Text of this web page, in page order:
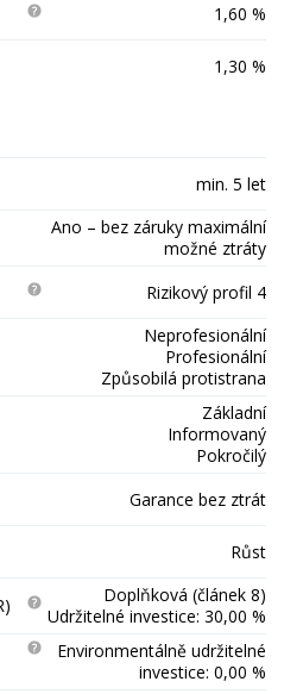
1,60 %
1,30 %
min. 5 let
Ano – bez záruky maximální
možné ztráty
Rizikový profil 4
Neprofesionální
Profesionální
Způsobilá protistrana
Základní
Informovaný
Pokročilý
Garance bez ztrát
Růst
Doplňková (článek 8)
Udržitelné investice: 30,00 %
Environmentálně udržitelné
investice: 0,00 %